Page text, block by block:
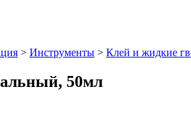
> Инструменты > Клей и жидкие
50мл